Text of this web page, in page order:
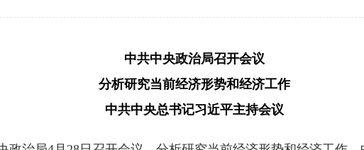
中共中央政治局召开会议
分析研究当前经济形势和经济工作
中共中央总书记习近平主持会议